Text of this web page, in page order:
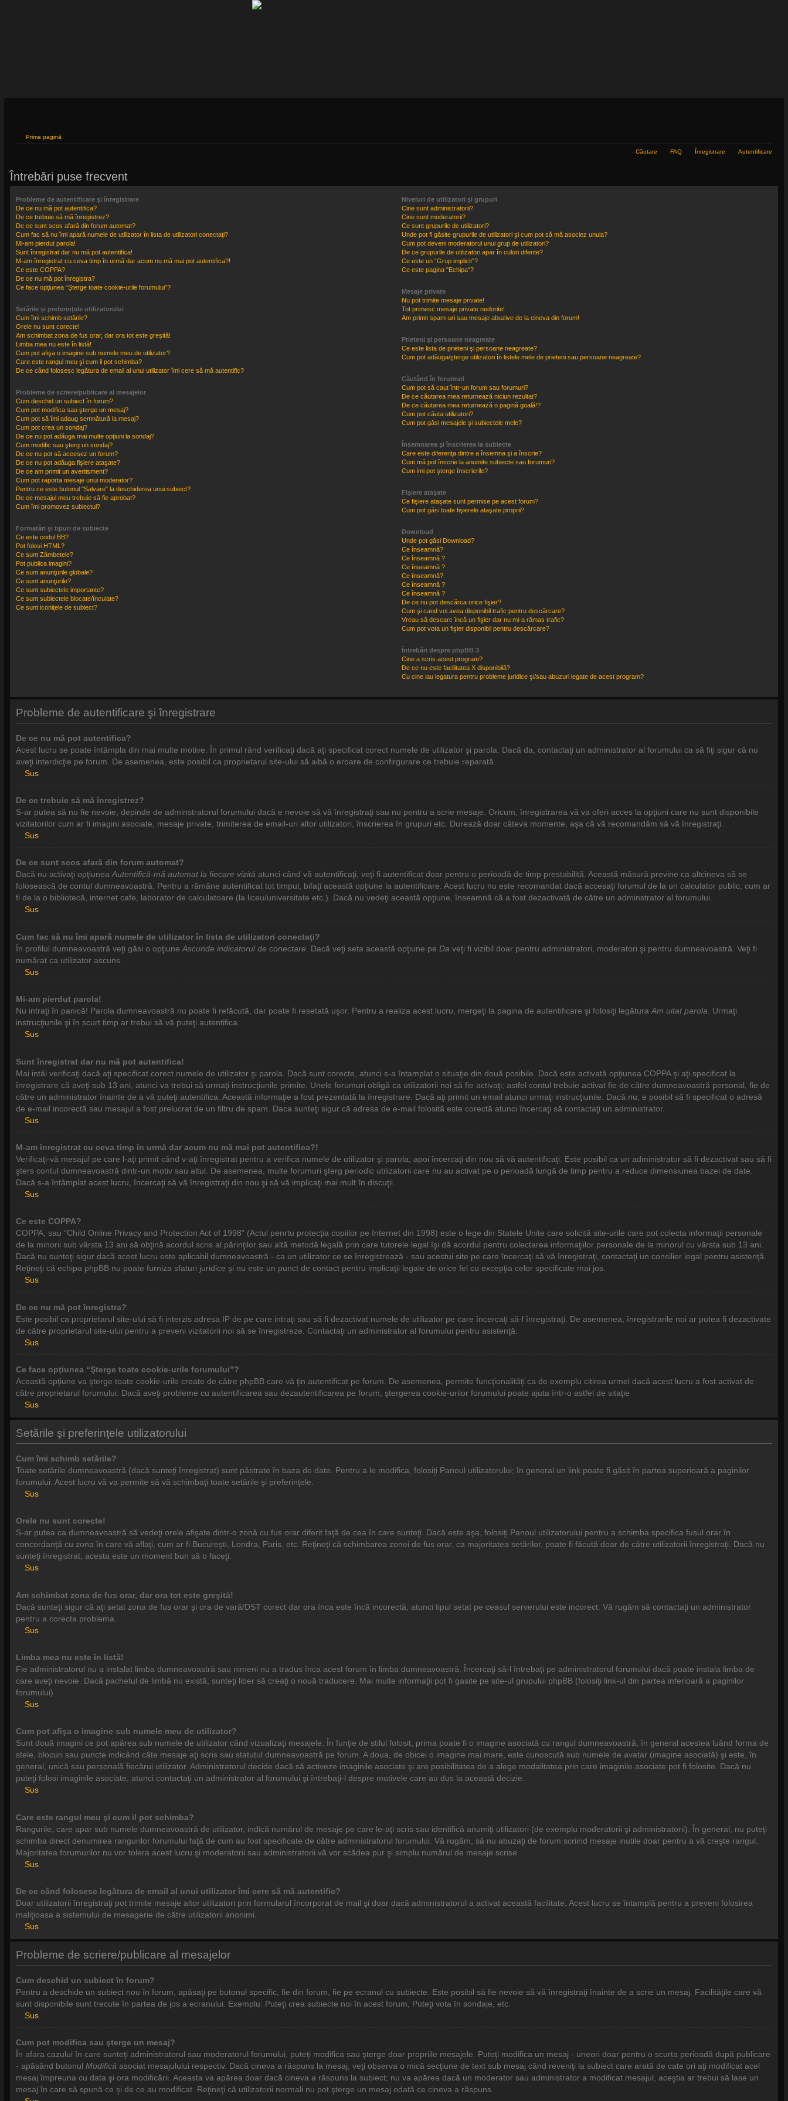
Prima pagină
Căutare FAQ Înregistrare Autentificare
Întrebări puse frecvent
Probleme de autentificare şi înregistrare
De ce nu mă pot autentifica?
De ce trebuie să mă înregistrez?
De ce sunt scos afară din forum automat?
Cum fac să nu îmi apară numele de utilizator în lista de utilizatori conectaţi?
Mi-am pierdut parola!
Sunt înregistrat dar nu mă pot autentifica!
M-am înregistrat cu ceva timp în urmă dar acum nu mă mai pot autentifica?!
Ce este COPPA?
De ce nu mă pot înregistra?
Ce face opţiunea “Şterge toate cookie-urile forumului”?
Setările şi preferinţele utilizatorului
Cum îmi schimb setările?
Orele nu sunt corecte!
Am schimbat zona de fus orar, dar ora tot este greşită!
Limba mea nu este în listă!
Cum pot afişa o imagine sub numele meu de utilizator?
Care este rangul meu şi cum il pot schimba?
De ce când folosesc legătura de email al unui utilizator îmi cere să mă autentific?
Probleme de scriere/publicare al mesajelor
Cum deschid un subiect în forum?
Cum pot modifica sau şterge un mesaj?
Cum pot să îmi adaug semnătură la mesaj?
Cum pot crea un sondaj?
De ce nu pot adăuga mai multe opţiuni la sondaj?
Cum modific sau şterg un sondaj?
De ce nu pot să accesez un forum?
De ce nu pot adăuga fişiere ataşate?
De ce am primit un avertisment?
Cum pot raporta mesaje unui moderator?
Pentru ce este butonul "Salvare" la deschiderea unui subiect?
De ce mesajul meu trebuie să fie aprobat?
Cum îmi promovez subiectul?
Formatări şi tipuri de subiecte
Ce este codul BB?
Pot folosi HTML?
Ce sunt Zâmbetele?
Pot publica imagini?
Ce sunt anunţurile globale?
Ce sunt anunţurile?
Ce sunt subiectele importante?
Ce sunt subiectele blocate/încuiate?
Ce sunt iconiţele de subiect?
Niveluri de utilizatori şi grupuri
Cine sunt administratorii?
Cine sunt moderatorii?
Ce sunt grupurile de utilizatori?
Unde pot fi găsite grupurile de utilizatori şi cum pot să mă asociez unuia?
Cum pot deveni moderatorul unui grup de utilizatori?
De ce grupurile de utilizatori apar în culori diferite?
Ce este un “Grup implicit”?
Ce este pagina "Echipa"?
Mesaje private
Nu pot trimite mesaje private!
Tot primesc mesaje private nedorite!
Am primit spam-uri sau mesaje abuzive de la cineva din forum!
Prieteni şi persoane neagreate
Ce este lista de prieteni şi persoane neagreate?
Cum pot adăuga/şterge utilizatori în listele mele de prieteni sau persoane neagreate?
Căutând în forumuri
Cum pot să caut într-un forum sau forumuri?
De ce căutarea mea returnează niciun rezultat?
De ce căutarea mea returnează o pagină goală!?
Cum pot căuta utilizatori?
Cum pot găsi mesajele şi subiectele mele?
Însemnarea şi înscrierea la subiecte
Care este diferenţa dintre a însemna şi a înscrie?
Cum mă pot înscrie la anumite subiecte sau forumuri?
Cum imi pot şterge înscrierile?
Fişiere ataşate
Ce fişiere ataşate sunt permise pe acest forum?
Cum pot găsi toate fişierele ataşate proprii?
Download
Unde pot găsi Download?
Ce înseamnă?
Ce înseamnă ?
Ce înseamnă ?
Ce înseamnă?
Ce înseamnă ?
Ce înseamnă ?
De ce nu pot descărca orice fişier?
Cum şi cand voi avea disponibil trafic pentru descărcare?
Vreau să descarc încă un fişier dar nu mi-a rămas trafic?
Cum pot vota un fişier disponibil pentru descărcare?
Întrebări despre phpBB 3
Cine a scris acest program?
De ce nu este facilitatea X disponibilă?
Cu cine iau legatura pentru probleme juridice şi/sau abuzuri legate de acest program?
Probleme de autentificare şi înregistrare
De ce nu mă pot autentifica?
Acest lucru se poate întâmpla din mai multe motive. În primul rând verificaţi dacă aţi specificat corect numele de utilizator şi parola. Dacă da, contactaţi un administrator al forumului ca să fiţi sigur că nu
aveţi interdicţie pe forum. De asemenea, este posibil ca proprietarul site-ului să aibă o eroare de confirgurare ce trebuie reparată.
Sus
De ce trebuie să mă înregistrez?
S-ar putea să nu fie nevoie, depinde de adminstratorul forumului dacă e nevoie să vă înregistraţi sau nu pentru a scrie mesaje. Oricum, înregistrarea vă va oferi acces la opţiuni care nu sunt disponibile
vizitatorilor cum ar fi imagini asociate, mesaje private, trimiterea de email-uri altor utilizatori, înscrierea în grupuri etc. Durează doar câteva momente, aşa că vă recomandăm să vă înregistraţi.
Sus
De ce sunt scos afară din forum automat?
Dacă nu activaţi opţiuneaAutentifică-mă automat la fiecare vizită atunci când vă autentificaţi, veţi fi autentificat doar pentru o perioadă de timp prestabilită. Această măsură previne ca altcineva să se
folosească de contul dumneavoastră. Pentru a rămâne autentificat tot timpul, bifaţi această opţiune la autentificare. Acest lucru nu este recomandat dacă accesaţi forumul de la un calculator public, cum ar
fi de la o bibliotecă, internet cafe, laborator de calculatoare (la liceu/universitate etc.). Dacă nu vedeţi această opţiune, înseamnă că a fost dezactivată de către un adminstrator al forumului.
Sus
Cum fac să nu îmi apară numele de utilizator în lista de utilizatori conectaţi?
În profilul dumneavoastră veţi găsi o opţiune Ascunde indicatorul de conectare . Dacă veţi seta această opţiune pe Da veţi fi vizibil doar pentru administratori, moderatori şi pentru dumneavoastră. Veţi fi
numărat ca utilizator ascuns.
Sus
Mi-am pierdut parola!
Nu intraţi în panică! Parola dumneavoastră nu poate fi refăcută, dar poate fi resetată uşor. Pentru a realiza acest lucru, mergeţi la pagina de autentificare şi folosiţi legătura Am uitat parola . Urmaţi
instrucţiunile şi în scurt timp ar trebui să vă puteţi autentifica.
Sus
Sunt înregistrat dar nu mă pot autentifica!
Mai intâi verificaţi dacă aţi specificat corect numele de utilizator şi parola. Dacă sunt corecte, atunci s-a întamplat o situaţie din două posibile. Dacă este activată opţiunea COPPA şi aţi specificat la
înregistrare că aveţi sub 13 ani, atunci va trebui să urmaţi instrucţiunile primite. Unele forumuri obligă ca utilizatorii noi să fie activaţi; astfel contul trebuie activat fie de către dumneavoastră personal, fie de
către un administrator înainte de a vă puteţi autentifica. Această informaţie a fost prezentată la înregistrare. Dacă aţi primit un email atunci urmaţi instrucţiunile. Dacă nu, e posibil să fi specificat o adresă
de e-mail incorectă sau mesajul a fost prelucrat de un filtru de spam. Daca sunteţi sigur că adresa de e-mail folosită este corectă atunci încercaţi să contactaţi un administrator.
Sus
M-am înregistrat cu ceva timp în urmă dar acum nu mă mai pot autentifica?!
Verificaţi-vă mesajul pe care l-aţi primit când v-aţi înregistrat pentru a verifica numele de utilizator şi parola; apoi încercaţi din nou să vă autentificaţi. Este posibil ca un administrator să fi dezactivat sau să fi
şters contul dumneavoastră dintr-un motiv sau altul. De asemenea, multe forumuri şterg periodic utilizatorii care nu au activat pe o perioadă lungă de timp pentru a reduce dimensiunea bazei de date.
Dacă s-a întâmplat acest lucru, încercaţi să vă înregistraţi din nou şi să vă implicaţi mai mult în discuţii.
Sus
Ce este COPPA?
COPPA, sau "Child Online Privacy and Protection Act of 1998" (Actul penrtu protecţia copiilor pe Internet din 1998) este o lege din Statele Unite care solicită site-urile care pot colecta informaţii personale
de la minorii sub vârsta 13 ani să obţină acordul scris al părinţilor sau altă metodă legală prin care tutorele legal îşi dă acordul pentru colectarea informaţiilor personale de la minorul cu vârsta sub 13 ani.
Dacă nu sunteţi sigur dacă acest lucru este aplicabil dumneavoastră - ca un utilizator ce se înregistrează - sau acestui site pe care încercaţi să vă înregistraţi, contactaţi un consilier legal pentru asistenţă.
Reţineţi că echipa phpBB nu poate furniza sfaturi juridice şi nu este un punct de contact pentru implicaţii legale de orice fel cu excepţia celor specificate mai jos.
Sus
De ce nu mă pot înregistra?
Este posibil ca proprietarul site-ului să fi interzis adresa IP de pe care intraţi sau să fi dezactivat numele de utilizator pe care încercaţi să-l înregistraţi. De asemenea, înregistrarile noi ar putea fi dezactivate
de către proprietarul site-ului pentru a preveni vizitatorii noi să se înregistreze. Contactaţi un administrator al forumului pentru asistenţă.
Sus
Ce face opţiunea “Şterge toate cookie-urile forumului”?
Această opţiune va şterge toate cookie-urile create de către phpBB care vă ţin autentificat pe forum. De asemenea, permite funcţionalităţi ca de exemplu citirea urmei dacă acest lucru a fost activat de
către proprietarul forumului. Dacă aveţi probleme cu autentificarea sau dezautentificarea pe forum, ştergerea cookie-urilor forumului poate ajuta într-o astfel de sitaţie
Sus
Setările şi preferinţele utilizatorului
Cum îmi schimb setările?
Toate setările dumneavoastră (dacă sunteţi înregistrat) sunt păstrate în baza de date. Pentru a le modifica, folosiţi Panoul utilizatorului; în general un link poate fi găsit în partea superioară a paginilor
forumului. Acest lucru vă va permite să vă schimbaţi toate setările şi preferinţele.
Sus
Orele nu sunt corecte!
S-ar putea ca dumneavoastră să vedeţi orele afişate dintr-o zonă cu fus orar diferit faţă de cea în care sunteţi. Dacă este aşa, folosiţi Panoul utilizatorului pentru a schimba specifica fusul orar în
concordanţă cu zona în care vă aflaţi, cum ar fi Bucureşti, Londra, Paris, etc. Reţineţi că schimbarea zonei de fus orar, ca majoritatea setărilor, poate fi făcută doar de către utilizatorii înregistraţi. Dacă nu
sunteţi înregistrat, acesta este un moment bun să o faceţi.
Sus
Am schimbat zona de fus orar, dar ora tot este greşită!
Dacă sunteţi sigur că aţi setat zona de fus orar şi ora de vară/DST corect dar ora înca este încă incorectă, atunci tipul setat pe ceasul serverului este incorect. Vă rugăm să contactaţi un administrator
pentru a corecta problema.
Sus
Limba mea nu este în listă!
Fie administratorul nu a instalat limba dumneavoastră sau nimeni nu a tradus înca acest forum în limba dumneavoastră. Încercaţi să-l întrebaţi pe administratorul forumului dacă poate instala limba de
care aveţi nevoie. Dacă pachetul de limbă nu există, sunteţi liber să creaţi o nouă traducere. Mai multe informaţii pot fi gasite pe site-ul grupului phpBB (folosiţi link-ul din partea inferioară a paginilor
forumului)
Sus
Cum pot afişa o imagine sub numele meu de utilizator?
Sunt două imagini ce pot apărea sub numele de utilizator când vizualizaţi mesajele. În funţie de stilul folosit, prima poate fi o imagine asociată cu rangul dumneavoastră, în general acestea luând forma de
stele, blocuri sau puncte indicând câte mesaje aţi scris sau statutul dumneavoastră pe forum. A doua, de obicei o imagine mai mare, este cunoscută sub numele de avatar (imagine asociată) şi este, în
general, unică sau personală fiecărui utilizator. Administratorul decide dacă să activeze imaginile asociate şi are posibilitatea de a alege modalitatea prin care imaginile asociate pot fi folosite. Dacă nu
puteţi folosi imaginile asociate, atunci contactaţi un administrator al forumului şi întrebaţi-l despre motivele care au dus la această decizie.
Sus
Care este rangul meu şi cum il pot schimba?
Rangurile, care apar sub numele dumneavoastră de utilizator, indică numărul de mesaje pe care le-aţi scris sau identifică anumiţi utilizatori (de exemplu moderatorii şi administratorii). În general, nu puteţi
schimba direct denumirea rangurilor forumului faţă de cum au fost specificate de către administratorul forumului. Vă rugăm, să nu abuzaţi de forum scriind mesaje inutile doar pentru a vă creşte rangul.
Majoritatea forumurilor nu vor tolera acest lucru şi moderatorii sau administratorii vă vor scădea pur şi simplu numărul de mesaje scrise.
Sus
De ce când folosesc legătura de email al unui utilizator îmi cere să mă autentific?
Doar utilizatorii înregistraţi pot trimite mesaje altor utilizatori prin formularul încorporat de mail şi doar dacă administratorul a activat această facilitate. Acest lucru se întamplă pentru a preveni folosirea
maliţioasa a sistemului de mesagerie de către utilizatorii anonimi.
Sus
Probleme de scriere/publicare al mesajelor
Cum deschid un subiect în forum?
Pentru a deschide un subiect nou în forum, apăsaţi pe butonul specific, fie din forum, fie pe ecranul cu subiecte. Este posibil să fie nevoie să vă înregistraţi înainte de a scrie un mesaj. Facilităţile care vă
sunt disponibile sunt trecute în partea de jos a ecranului. Exemplu: Puteţi crea subiecte noi în acest forum, Puteţi vota în sondaje, etc.
Sus
Cum pot modifica sau şterge un mesaj?
În afara cazului în care sunteţi administratorul sau moderatorul forumului, puteţi modifica sau şterge doar propriile mesajele. Puteţi modifica un mesaj - uneori doar pentru o scurta perioadă după publicare
- apăsând butonul Modifică asociat mesajulului respectiv. Dacă cineva a răspuns la mesaj, veţi observa o mică secţiune de text sub mesaj când reveniţi la subiect care arată de cate ori aţi modificat acel
mesaj împreuna cu data şi ora modificării. Aceasta va apărea doar dacă cineva a răspuns la subiect; nu va apărea dacă un moderator sau administrator a modificat mesajul, aceştia ar trebui să lase un
mesaj în care să spună ce şi de ce au modificat. Reţineţi că utilizatorii normali nu pot şterge un mesaj odată ce cineva a răspuns.